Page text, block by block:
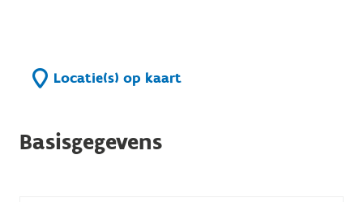
Locatie(s) op kaart
Basisgegevens